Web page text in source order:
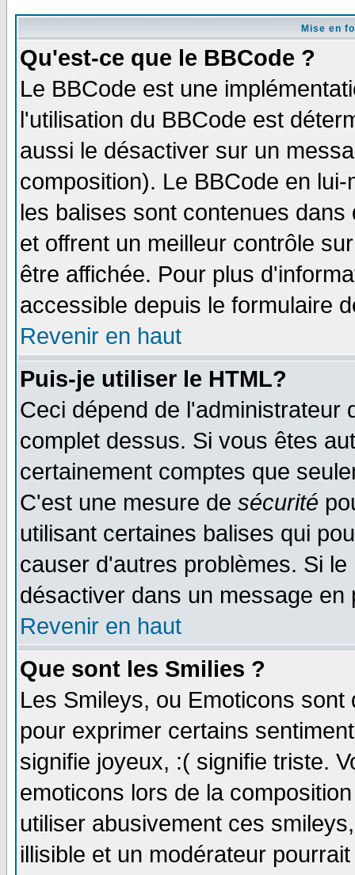
Mise en
Qu'est-ce que le BBCode ?
Le BBCode est une
l'utilisation du BBCode est
aussi le désactiver sur un
composition). Le BBCode en
les balises sont contenues
et offrent un meilleur contrôle
être affichée. Pour plus
accessible depuis le formulaire
Revenir en haut
Puis-je utiliser le HTML?
Ceci dépend de l'administrateur
complet dessus. Si vous êtes
certainement comptes que
C'est une mesure de sécurité
utilisant certaines balises qui
causer d'autres problèmes. Si
désactiver dans un message
Revenir en haut
Que sont les Smilies ?
Les Smileys, ou Emoticons
pour exprimer certains
signifie joyeux, :( signifie triste.
emoticons lors de la
utiliser abusivement ces
illisible et un modérateur